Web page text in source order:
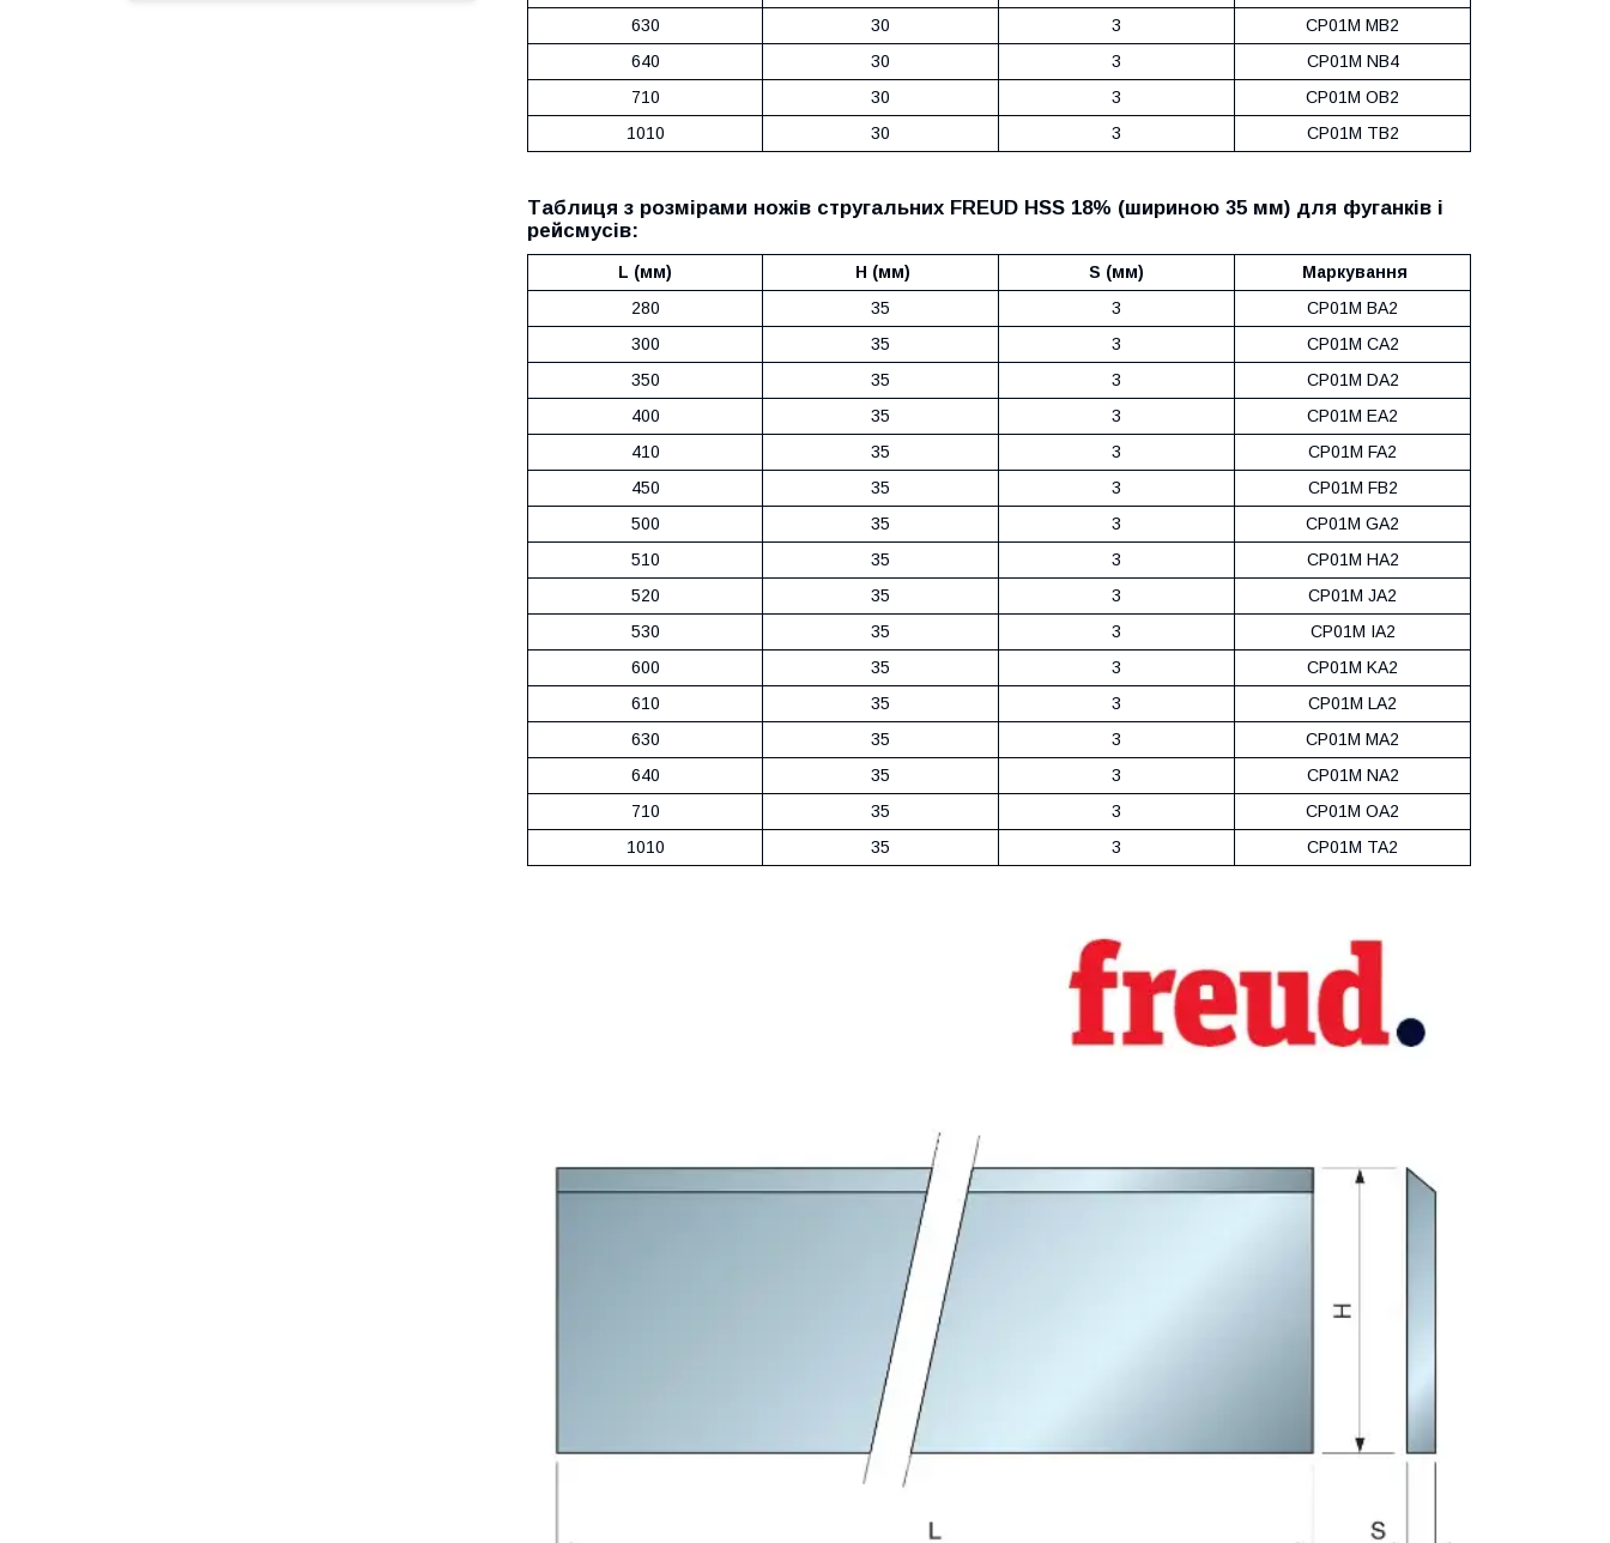
630
30 3
CP01M MB2
640
30 3
CP01M NB4
710
30 3
CP01M OB2
1010
30 3 CP01M TB2
Таблиця з розмірами ножів стругальних FREUD HSS 18% (шириною 35 мм) для фуганків і
рейсмусів:
L (мм) H (мм) S (мм)
Маркування
280
35 3
CP01M BA2
300
35 3
CP01M CA2
350
35 3
CP01M DA2
400
35 3
CP01M EA2
410
35 3
CP01M FA2
450
35 3
CP01M FB2
500
35 3
CP01M GA2
510
35 3
CP01M HA2
520
35 3
CP01M JA2
530
35 3
CP01M IA2
600
35 3
CP01M KA2
610
35 3
CP01M LA2
630
35 3
CP01M MA2
640
35 3
CP01M NA2
710
35 3
CP01M OA2
1010
35 3 CP01M TA2